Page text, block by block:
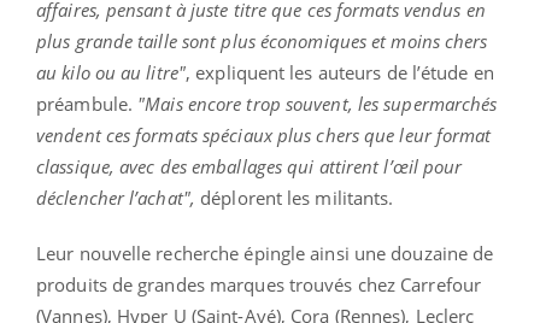
affaires, pensant à juste titre que ces formats vendus en
plus grande taille sont plus économiques et moins chers
au kilo ou au litre", expliquent les auteurs de l’étude en
préambule. "Mais encore trop souvent, les supermarchés
vendent ces formats spéciaux plus chers que leur format
classique, avec des emballages qui attirent l’œil pour
déclencher l’achat", déplorent les militants.
Leur nouvelle recherche épingle ainsi une douzaine de
produits de grandes marques trouvés chez Carrefour
(Vannes), Hyper U (Saint-Avé), Cora (Rennes), Leclerc